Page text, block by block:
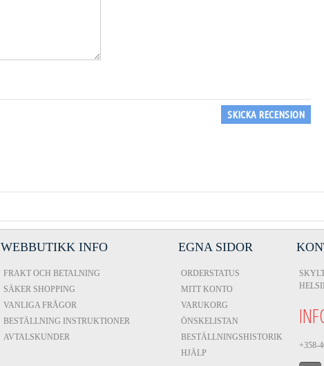
SKICKA RECENSION
WEBBUTIKK INFO
FRAKT OCH BETALNING
SÄKER SHOPPING
VANLIGA FRÅGOR
BESTÄLLNING INSTRUKTIONER
AVTALSKUNDER
EGNA SIDOR
ORDERSTATUS
MITT KONTO
VARUKORG
ÖNSKELISTAN
BESTÄLLNINGSHISTORIK
HJÄLP
+358-